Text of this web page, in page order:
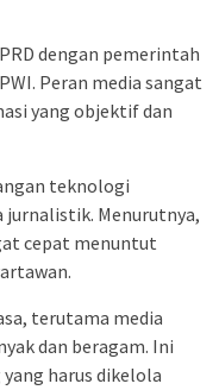
dengan pemerintah
Peran media sangat
yang objektif dan
teknologi
jurnalistik. Menurutnya,
cepat menuntut
terutama media
dan beragam. Ini
harus dikelola